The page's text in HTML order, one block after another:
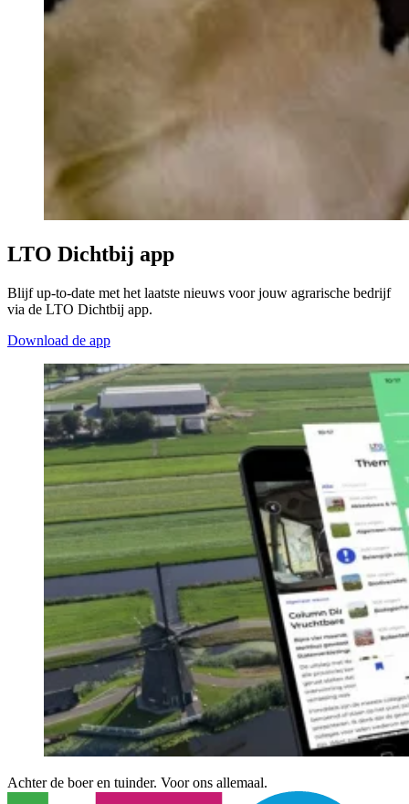
LTO Dichtbij app
Blijf up-to-date met het laatste nieuws voor jouw agrarische bedrijf
via de LTO Dichtbij app.
Download de app
Achter de boer en tuinder. Voor ons allemaal.